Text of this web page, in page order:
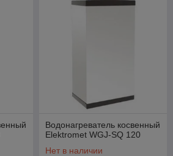
Водонагреватель косвенный
Elektromet WGJ-SQ 120
Нет в наличии